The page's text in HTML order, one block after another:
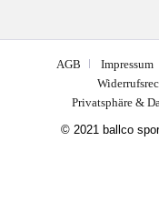
© 2021 ballco
AGB Impressum
Privatsphäre &